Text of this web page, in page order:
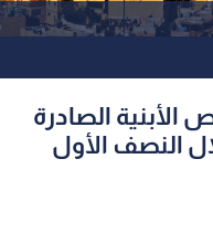
الأبنية الصادرة
بنسبة 3.2% خلال النصف الأول